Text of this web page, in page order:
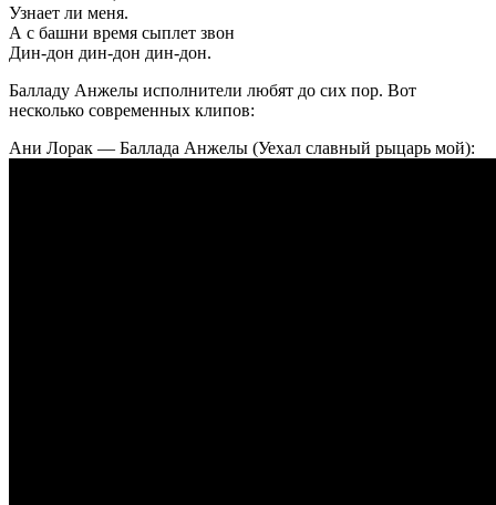
Узнает ли меня.
А с башни время сыплет звон
Дин-дон дин-дон дин-дон.
Балладу Анжелы исполнители любят до сих пор. Вот
несколько современных клипов:
Ани Лорак — Баллада Анжелы (Уехал славный рыцарь мой):